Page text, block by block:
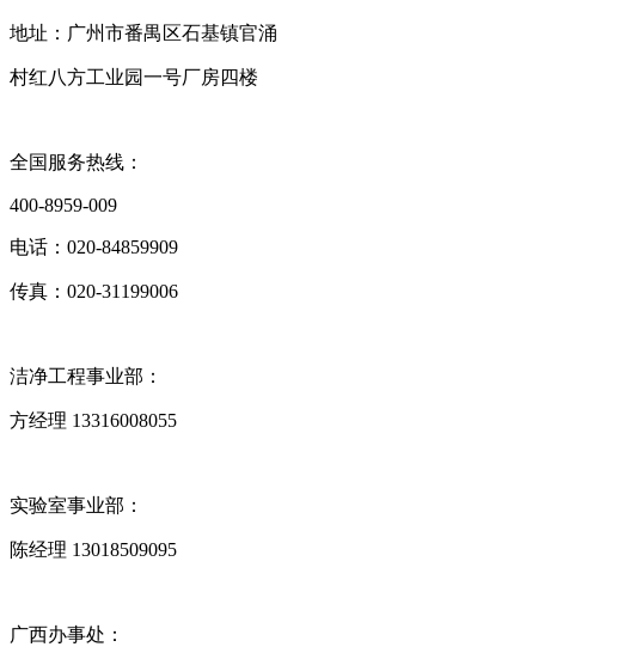
地址：广州市番禺区石基镇官涌
村红八方工业园一号厂房四楼
全国服务热线：
400-8959-009
电话：020-84859909
传真：020-31199006
洁净工程事业部：
方经理 13316008055
实验室事业部：
陈经理 13018509095
广西办事处：